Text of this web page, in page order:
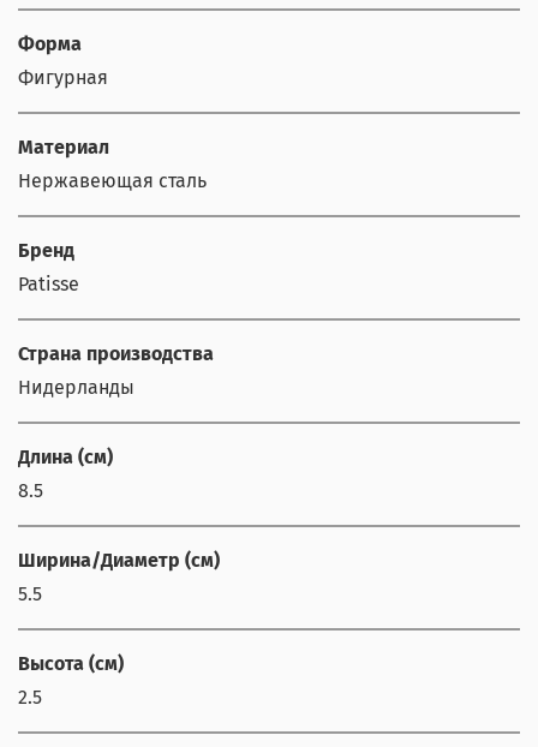
Форма
Фигурная
Материал
Нержавеющая сталь
Бренд
Patisse
Страна производства
Нидерланды
Длина (см)
8.5
Ширина/Диаметр (см)
5.5
Высота (см)
2.5